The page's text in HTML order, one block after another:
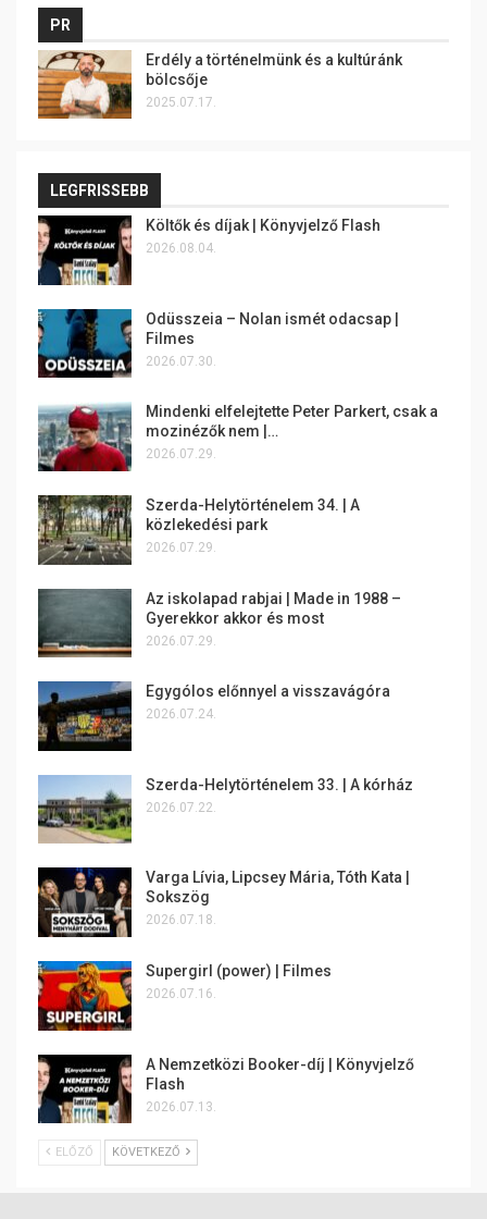
PR
Erdély a történelmünk és a kultúránk
bölcsője
2025.07.17.
LEGFRISSEBB
Költők és díjak | Könyvjelző Flash
2026.08.04.
Odüsszeia – Nolan ismét odacsap |
Filmes
2026.07.30.
Mindenki elfelejtette Peter Parkert, csak a
mozinézők nem |…
2026.07.29.
Szerda-Helytörténelem 34. | A
közlekedési park
2026.07.29.
Az iskolapad rabjai | Made in 1988 –
Gyerekkor akkor és most
2026.07.29.
Egygólos előnnyel a visszavágóra
2026.07.24.
Szerda-Helytörténelem 33. | A kórház
2026.07.22.
Varga Lívia, Lipcsey Mária, Tóth Kata |
Sokszög
2026.07.18.
Supergirl (power) | Filmes
2026.07.16.
A Nemzetközi Booker-díj | Könyvjelző
Flash
2026.07.13.
ELŐZŐ KÖVETKEZŐ